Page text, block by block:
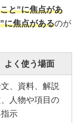
と”に焦点があ
に焦点があるのが
よく使う場面
、資料、解説
人物や項目の
示